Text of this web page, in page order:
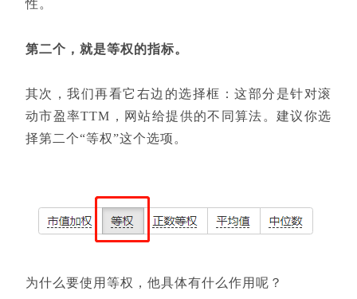
性。
第二个，就是等权的指标。
其次，我们再看它右边的选择框：这部分是针对滚
动市盈率TTM，网站给提供的不同算法。建议你选
择第二个“等权”这个选项。
为什么要使用等权，他具体有什么作用呢？